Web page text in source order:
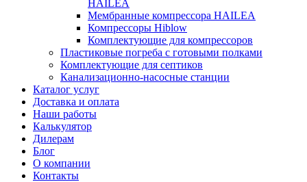
HAILEA
Мембранные компрессора HAILEA
Компрессоры Hiblow
Комплектующие для компрессоров
Пластиковые погреба с готовыми полками
Комплектующие для септиков
Канализационно-насосные станции
Каталог услуг
Доставка и оплата
Наши работы
Калькулятор
Дилерам
Блог
О компании
Контакты